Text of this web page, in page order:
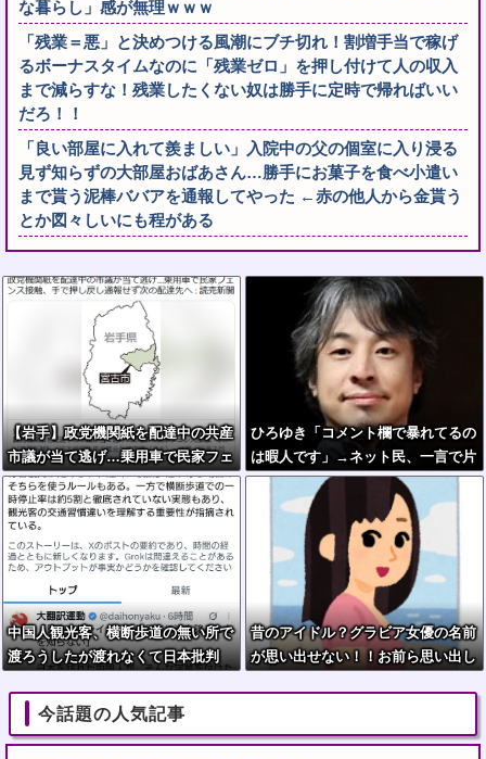
な暮らし」感が無理ｗｗｗ
「残業＝悪」と決めつける風潮にブチ切れ！割増手当で稼げ
るボーナスタイムなのに「残業ゼロ」を押し付けて人の収入
まで減らすな！残業したくない奴は勝手に定時で帰ればいい
だろ！！
「良い部屋に入れて羨ましい」入院中の父の個室に入り浸る
見ず知らずの大部屋おばあさん…勝手にお菓子を食べ小遣い
まで貰う泥棒ババアを通報してやった ←赤の他人から金貰う
とか図々しいにも程がある
【岩手】政党機関紙を配達中の共産
市議が当て逃げ…乗用車で民家フェ
ンス接触、手で押し戻し通報せず次
の配達先へ 宮古
ひろゆき「コメント欄で暴れてるの
は暇人です」→ネット民、一言で片
付けられてしまうｗｗｗｗｗ
中国人観光客、横断歩道の無い所で
渡ろうしたが渡れなくて日本批判
昔のアイドル？グラビア女優の名前
が思い出せない！！お前ら思い出し
今話題の人気記事